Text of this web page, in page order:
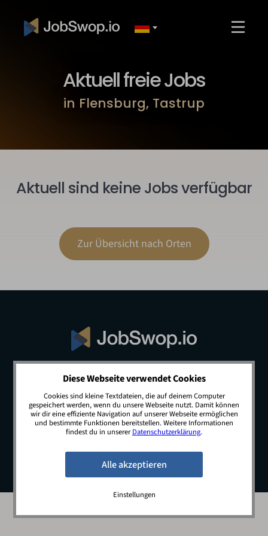
Aktuell freie Jobs
in Flensburg, Tastrup
Aktuell sind keine Jobs verfügbar
Zur Übersicht nach Orten
© 2026 JobSwop.io · All rights reserved.
Blog Jobs Newsletter
Kontakt
Preise
Impressum Datenschutz
Diese Webseite verwendet Cookies
Cookies sind kleine Textdateien, die auf deinem Computer
gespeichert werden, wenn du unsere Webseite nutzt. Damit können
wir dir eine effiziente Navigation auf unserer Webseite ermöglichen
und bestimmte Funktionen bereitstellen. Weitere Informationen
findest du in unsererDatenschutzerklärung.
Einstellungen